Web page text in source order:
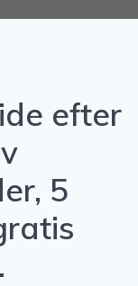
efter
5